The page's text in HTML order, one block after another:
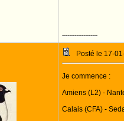
--------------------
Posté le 17-
Je commence :
Amiens (L2) -
Calais (CFA) -